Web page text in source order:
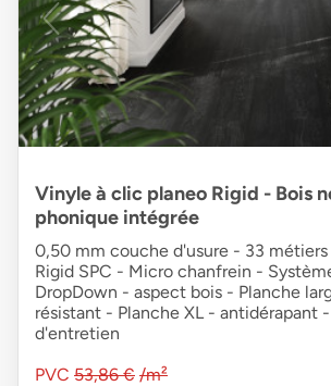
Vinyle à clic planeo Rigid - Bois
phonique intégrée
0,50 mm couche d'usure - 33
Rigid SPC - Micro chanfrein -
DropDown - aspect bois - Planche
résistant - Planche XL - antidérapant
d'entretien
PVC 53,86 € /m²